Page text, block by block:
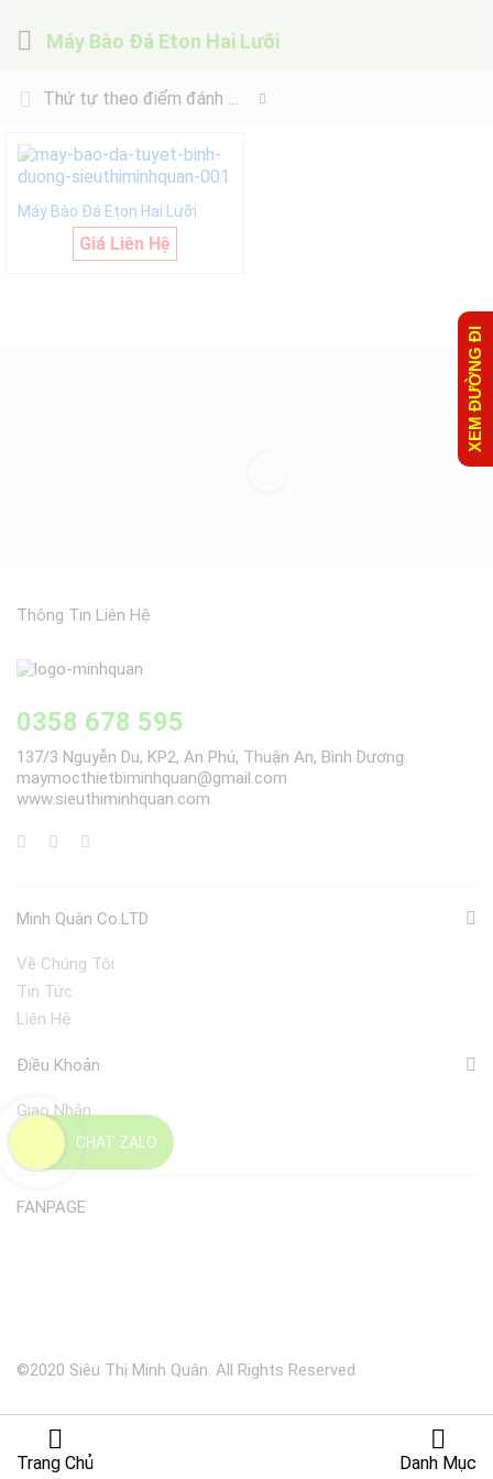
Máy Bào Đá Eton Hai Lưỡi
Thứ tự theo điểm đánh giá
Máy Bào Đá Eton Hai Lưỡi
Giá Liên Hệ
CHAT ZALO
Thông Tin Liên Hệ
0358 678 595
137/3 Nguyễn Du, KP2, An Phú, Thuận An, Bình Dương
maymocthietbiminhquan@gmail.com
www.sieuthiminhquan.com
Minh Quân Co.LTD
Về Chúng Tôi
Tin Tức
Liên Hệ
Điều Khoản
Giao Nhận
Đổi Trả
FANPAGE
©2020 Siêu Thị Minh Quân. All Rights Reserved
XEM ĐƯỜNG ĐI
Trang Chủ Danh Mục